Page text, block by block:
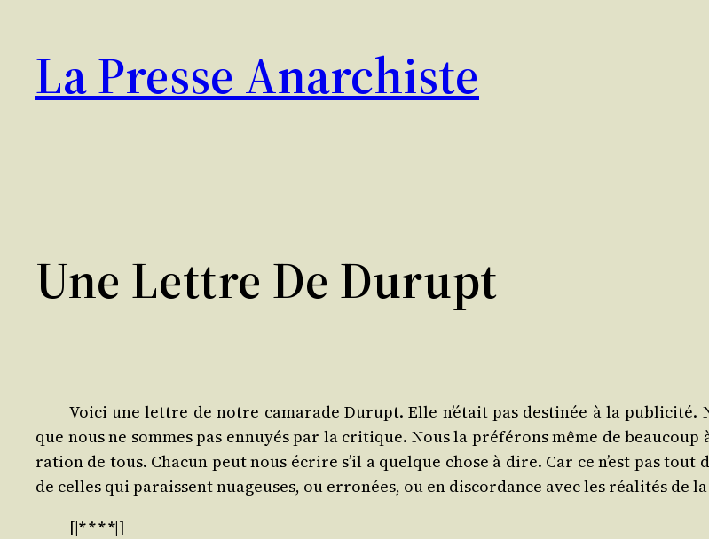
contenu
La Presse Anarchiste
Une Lettre De Durupt
Voi­ci une lettre de notre cama­rade Durupt. Elle n’était pas des­ti­née à la
que nous ne sommes pas ennuyés par la cri­tique. Nous la pré­fé­rons même de
ra­tion de tous. Cha­cun peut nous écrire s’il a quelque chose à dire. Car ce n’est pas
de celles qui paraissent nua­geuses, ou erro­nées, ou en dis­cor­dance avec les réa­li­tés de
[|* * * *|]